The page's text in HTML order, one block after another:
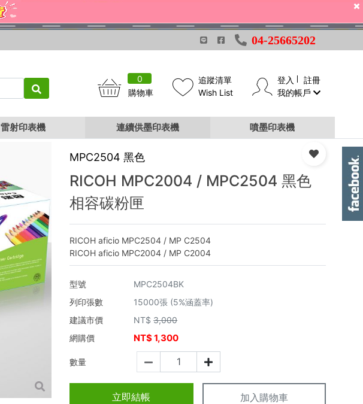
04-25665202
0
購物車
追蹤清單
Wish List
登入
註冊
我的帳戶
雷射印表機 連續供墨印表機 噴墨印表機
MPC2504 黑色
RICOH MPC2004 / MPC2504 黑色
相容碳粉匣
RICOH aficio MPC2504 / MP C2504
RICOH aficio MPC2004 / MP C2004
型號
MPC2504BK
列印張數
15000張 (5%涵蓋率)
建議市價
NT$ 3,000
網購價
NT$1,300
數量
立即結帳 加入購物車